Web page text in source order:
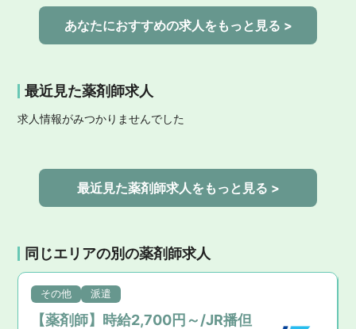
あなたにおすすめの求人をもっと見る >
最近見た薬剤師求人
求人情報がみつかりませんでした
最近見た薬剤師求人をもっと見る >
同じエリアの別の薬剤師求人
その他 派遣
【薬剤師】時給2,700円～/JR播但